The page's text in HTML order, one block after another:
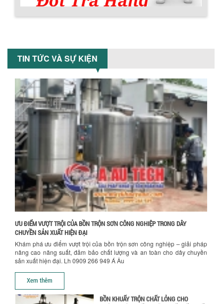
Chính sách bảo hành
Chính sách giao hàng
TIN TỨC VÀ SỰ KIỆN
ƯU ĐIỂM VƯỢT TRỘI CỦA BỒN TRỘN SƠN CÔNG NGHIỆP TRONG DÂY
CHUYỀN SẢN XUẤT HIỆN ĐẠI
Khám phá ưu điểm vượt trội của bồn trộn sơn công nghiệp – giải pháp
nâng cao năng suất, đảm bảo chất lượng và an toàn cho dây chuyền
sản xuất hiện đại. Lh 0909 266 949 Á Âu
Xem thêm
công nghiệp giảm sốc lên đến 20%.
SƠN CÔNG NGHIỆP HIỆN ĐẠI
nghiệp giúp doanh nghiệp tiết kiệm
nguyên liệu, nhân công và chi phí vận
hành. Giải...
NHỮNG TIÊU CHÍ QUAN TRỌNG KHI LỰA
CHỌN MÁY KHUẤY TRỘN HÓA CHẤT CHO
NHÀ MÁY
Khám phá những tiêu chí quan trọng
giúp doanh nghiệp lựa chọn máy khuấy
trộn hóa chất phù hợp. Từ máy khuấy
hóa...
NHỮNG YẾU TỐ QUYẾT ĐỊNH KHI CHỌN
BỒN KHUẤY SƠN: VẬT LIỆU, DUNG TÍCH VÀ
CÔNG SUẤT KHUẤY
Khám phá các yếu tố quan trọng khi
chọn bồn khuấy sơn: Vật liệu, dung tích
và công suất khuấy. Giải pháp tối...
NGÀNH HÓA CHẤT: NHỮNG YẾU TỐ QUYẾT
ĐỊNH CHẤT LƯỢNG SẢN PHẨM CUỐI
CÙNG